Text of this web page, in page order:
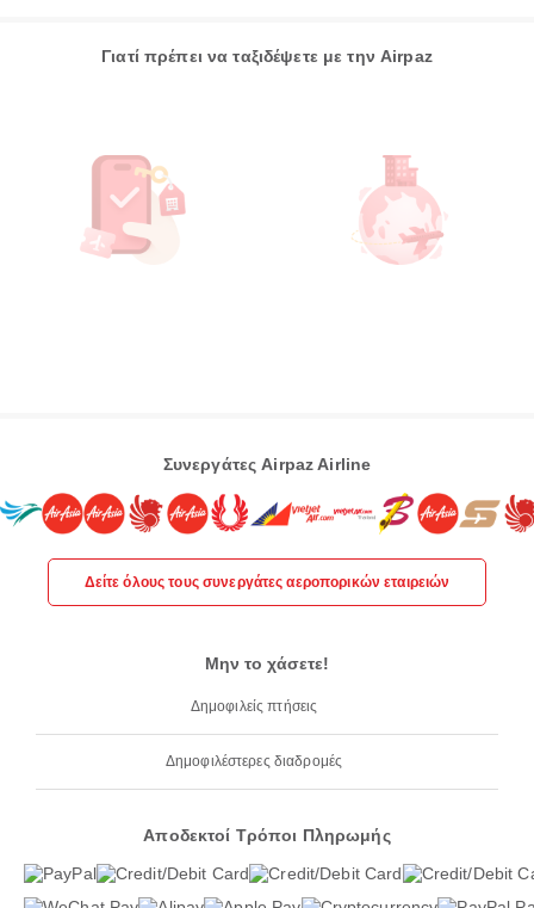
Γιατί πρέπει να ταξιδέψετε με την Airpaz
Συνεργάτες Airpaz Airline
Δείτε όλους τους συνεργάτες αεροπορικών εταιρειών
Μην το χάσετε!
Δημοφιλείς πτήσεις
Δημοφιλέστερες διαδρομές
Αποδεκτοί Τρόποι Πληρωμής